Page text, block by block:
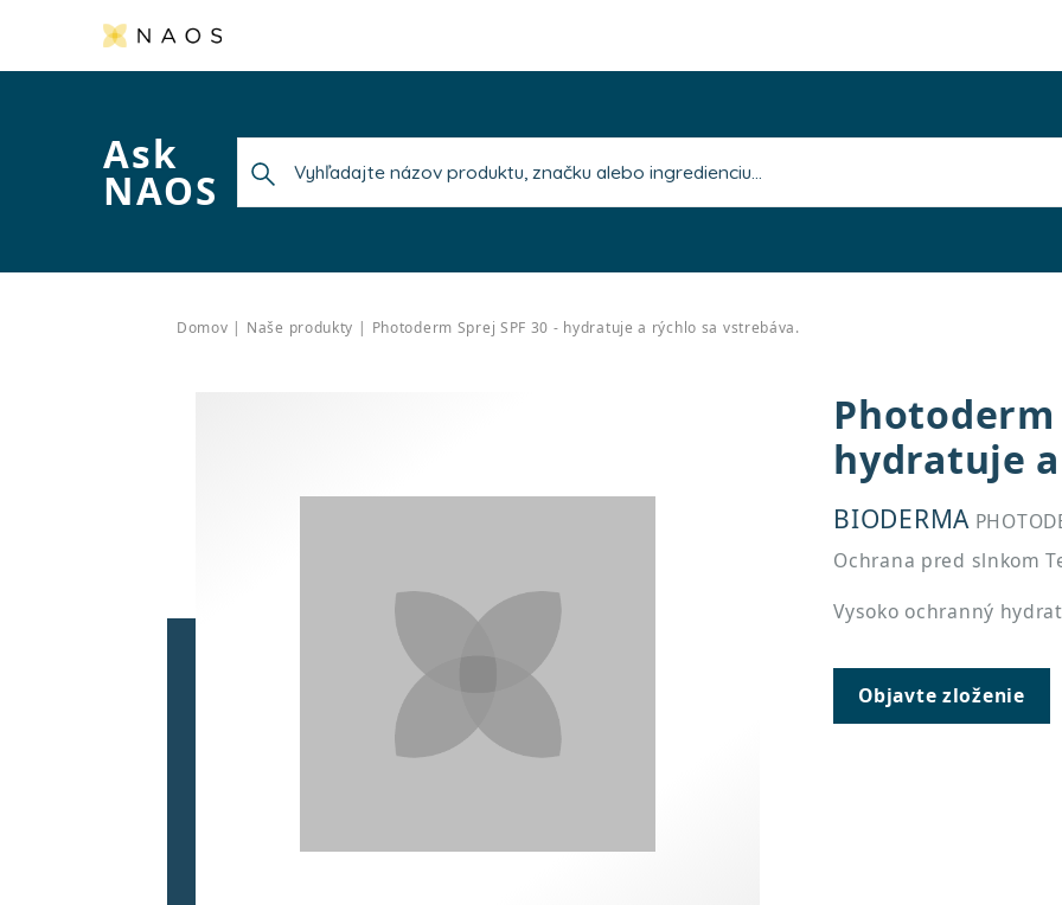
Ask
NAOS
Domov Naše produkty Photoderm Sprej SPF 30 - hydratuje a rýchlo sa vstrebáva.
Photoderm
hydratuje
BIODERMA
Ochrana pred slnkom
Vysoko ochranný
Objavte zloženie